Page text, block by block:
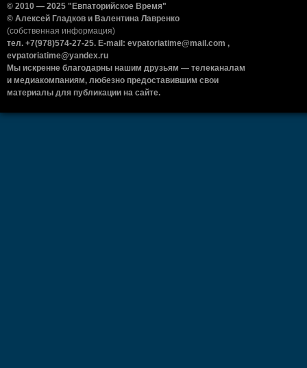
© 2010 — 2025 "Евпаторийское Время"
© Алексей Гладков и Валентина Лавренко
(собственная информация)
тел. +7(978)574-27-25. E-mail: evpatoriatime@mail.com ,
evpatoriatime@yandex.ru
Мы искренне благодарны нашим друзьям — телеканалам
и медиакомпаниям, любезно предоставившим свои
материалы для публикации на сайте.